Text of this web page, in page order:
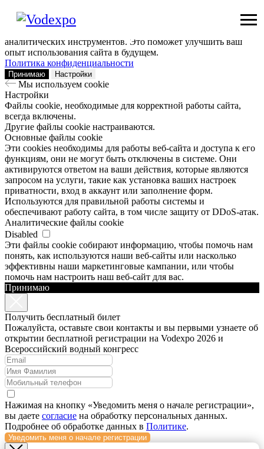
Мы используем сookie
Заходя на наш сайт, вы помогаете нам сделать его лучше: мы
аналитических инструментов. Это поможет улучшить ваш
опыт использования сайта в будущем.
Политика конфиденциальности
Принимаю Настройки
Мы используем сookie
Настройки
Файлы cookie, необходимые для корректной работы сайта,
всегда включены.
Другие файлы cookie настраиваются.
Основные файлы cookie
Эти cookies необходимы для работы веб-сайта и доступа к его
функциям, они не могут быть отключены в системе. Они
активируются ответом на ваши действия, которые являются
запросом на услуги, такие как установка ваших настроек
приватности, вход в аккаунт или заполнение форм.
Используются для правильной работы системы и
обеспечивают работу сайта, в том числе защиту от DDoS-атак.
Аналитические файлы cookie
Disabled
Эти файлы cookie собирают информацию, чтобы помочь нам
понять, как используются наши веб-сайты или насколько
эффективны наши маркетинговые кампании, или чтобы
помочь нам настроить наш веб-сайт для вас.
Принимаю
Получить бесплатный билет
Пожалуйста, оставьте свои контакты и вы первыми узнаете об
открытии бесплатной регистрации на Vodexpo 2026 и
Всероссийский водный конгресс
Нажимая на кнопку «Уведомить меня о начале регистрации»,
вы даете согласие на обработку персональных данных.
Подробнее об обработке данных в Политике.
Уведомить меня о начале регистрации